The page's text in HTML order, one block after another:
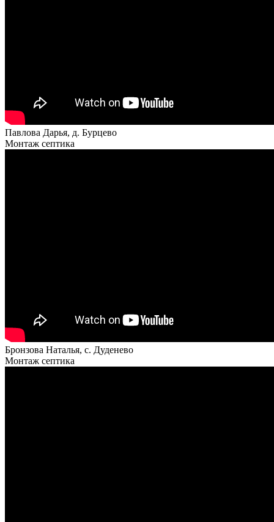
Павлова Дарья, д. Бурцево
Монтаж септика
Бронзова Наталья, с. Дуденево
Монтаж септика